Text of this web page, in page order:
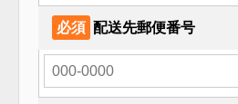
必須 配送先郵便番号